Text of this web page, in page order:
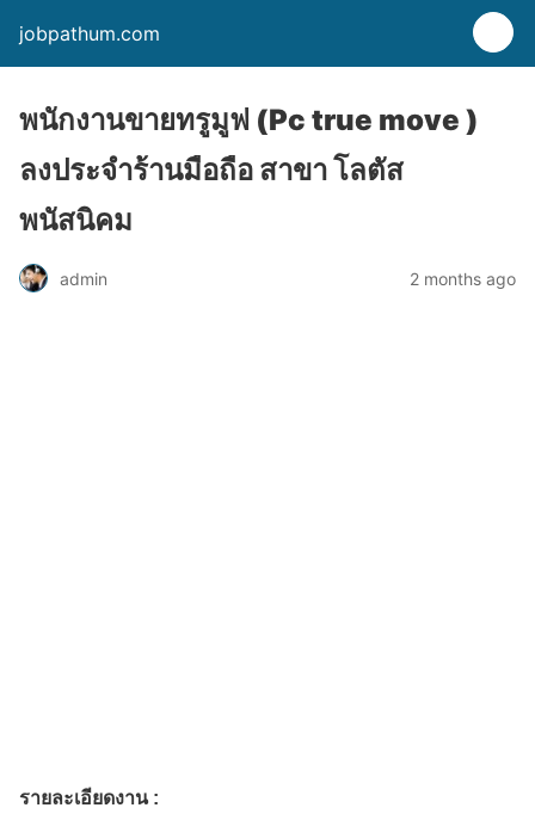
jobpathum.com
พนักงานขายทรูมูฟ (Pc true move )
ลงประจำร้านมือถือ สาขา โลตัส
พนัสนิคม
admin 2 months ago
รายละเอียดงาน :